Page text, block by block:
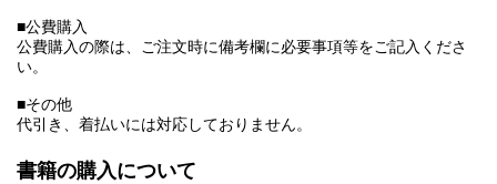
■公費購入
公費購入の際は、ご注文時に備考欄に必要事項等をご記入くださ
い。
■その他
代引き、着払いには対応しておりません。
書籍の購入について